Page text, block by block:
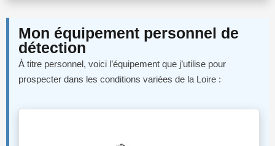
Mon équipement personnel de
détection
À titre personnel, voici l’équipement que j’utilise pour
prospecter dans les conditions variées de la Loire :